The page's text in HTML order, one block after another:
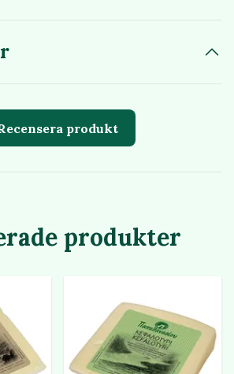
produkt
produkter